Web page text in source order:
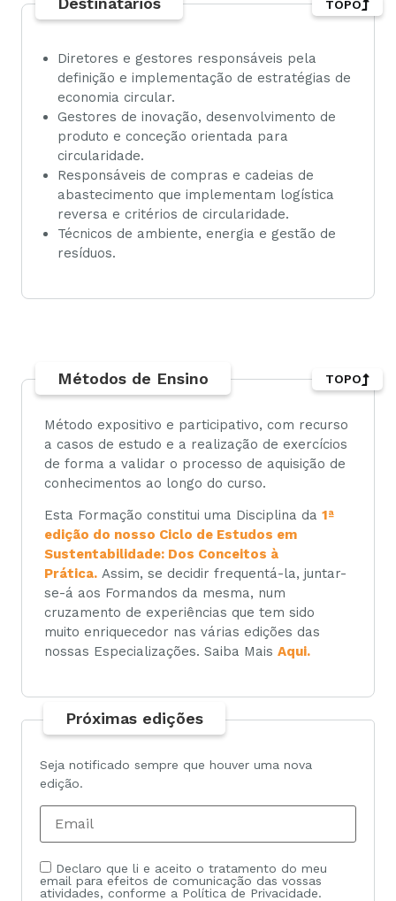
Diretores e gestores responsáveis pela
definição e implementação de estratégias de
economia circular.
Gestores de inovação, desenvolvimento de
produto e conceção orientada para
circularidade.
Responsáveis de compras e cadeias de
abastecimento que implementam logística
reversa e critérios de circularidade.
Técnicos de ambiente, energia e gestão de
resíduos.
TOPO
Métodos de Ensino
Método expositivo e participativo, com recurso
a casos de estudo e a realização de exercícios
de forma a validar o processo de aquisição de
conhecimentos ao longo do curso.
Esta Formação constitui uma Disciplina da 1ª
edição do nosso Ciclo de Estudos em
Sustentabilidade: Dos Conceitos à
Prática. Assim, se decidir frequentá-la, juntar-
se-á aos Formandos da mesma, num
cruzamento de experiências que tem sido
muito enriquecedor nas várias edições das
nossas Especializações. Saiba Mais Aqui.
TOPO
Próximas edições
Seja notificado sempre que houver uma nova
edição.
Declaro que li e aceito o tratamento do meu
email para efeitos de comunicação das vossas
atividades, conforme a Política de Privacidade.